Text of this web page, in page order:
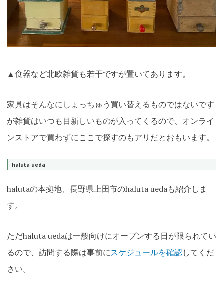
▲食器など北欧雑貨も若干ですが置いてあります。
家具はそんなにしょっちゅう買い替えるものではないです
が雑貨はいつも目新しいものが入ってくるので、オンライ
ンストアで買わずにここで探すのもアリだとおもいます。
haluta ueda
halutaの本拠地、長野県上田市のhaluta uedaも紹介しま
す。
ただhaluta uedaは一般向けにオープンする日が限られてい
るので、訪問する際は事前にスケジュールを確認してくだ
さい。